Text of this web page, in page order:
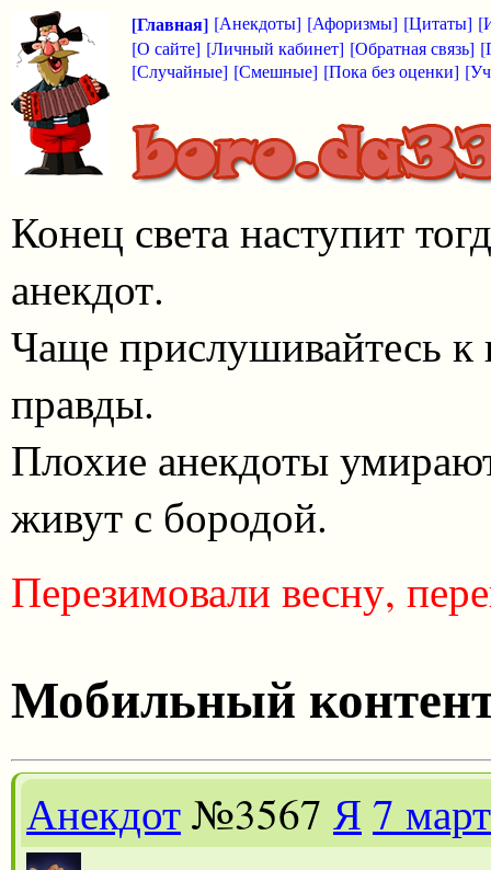
[Главная] [Анекдоты] [Афоризмы] [Цитаты]
[О сайте] [Личный кабинет] [Обратная связь]
[Случайные] [Смешные] [Пока без оценки]
Конец света наступит
анекдот.
Чаще прислушивайтесь
правды.
Плохие анекдоты
живут с бородой.
Перезимовали весну,
Мобильный
Анекдот№3567 Я 7